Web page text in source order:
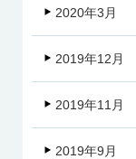
2020年3月
2019年12月
2019年11月
2019年9月